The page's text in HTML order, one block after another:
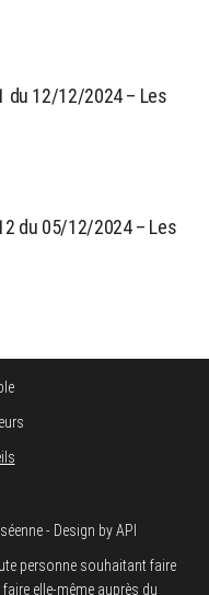
du 12/12/2024 – Les
du 05/12/2024 – Les
- Design by API
personne souhaitant faire
elle-même auprès du